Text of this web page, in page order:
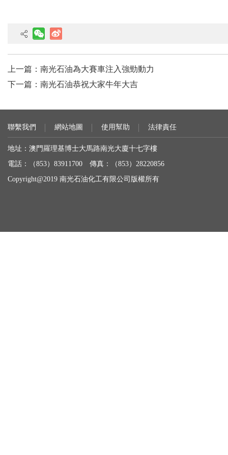
上一篇： 南光石油為大賽車注入強勁動力
下一篇： 南光石油恭祝大家牛年大吉
聯繫我們 網站地圖 使用幫助 法律責任
地址：澳門羅理基博士大馬路南光大廈十七字樓
電話：（853）83911700 傳真：（853）28220856
Copyright@2019 南光石油化工有限公司版權所有